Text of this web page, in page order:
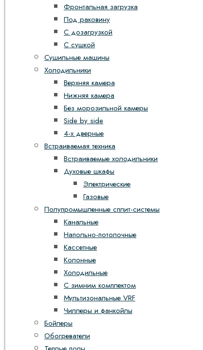
Фронтальная загрузка
Под раковину
С дозагрузкой
С сушкой
Сушильные машины
Холодильники
Верхняя камера
Нижняя камера
Без морозильной камеры
Side by side
4-х дверные
Встраиваемая техника
Встраиваемые холодильники
Духовые шкафы
Электрические
Газовые
Полупромышленные сплит-системы
Канальные
Напольно-потолочные
Кассетные
Колонные
Холодильные
С зимним комплектом
Мультизональные VRF
Чиллеры и фанкойлы
Бойлеры
Обогреватели